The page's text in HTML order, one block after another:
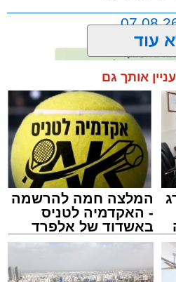
דודי קאליש
בלי מילים.
עוד
אותך גם
המלצה חמה להרשמה
- האקדמיה לטניס
באשדוד של אלפרד
קריאולנסקי - לילדים